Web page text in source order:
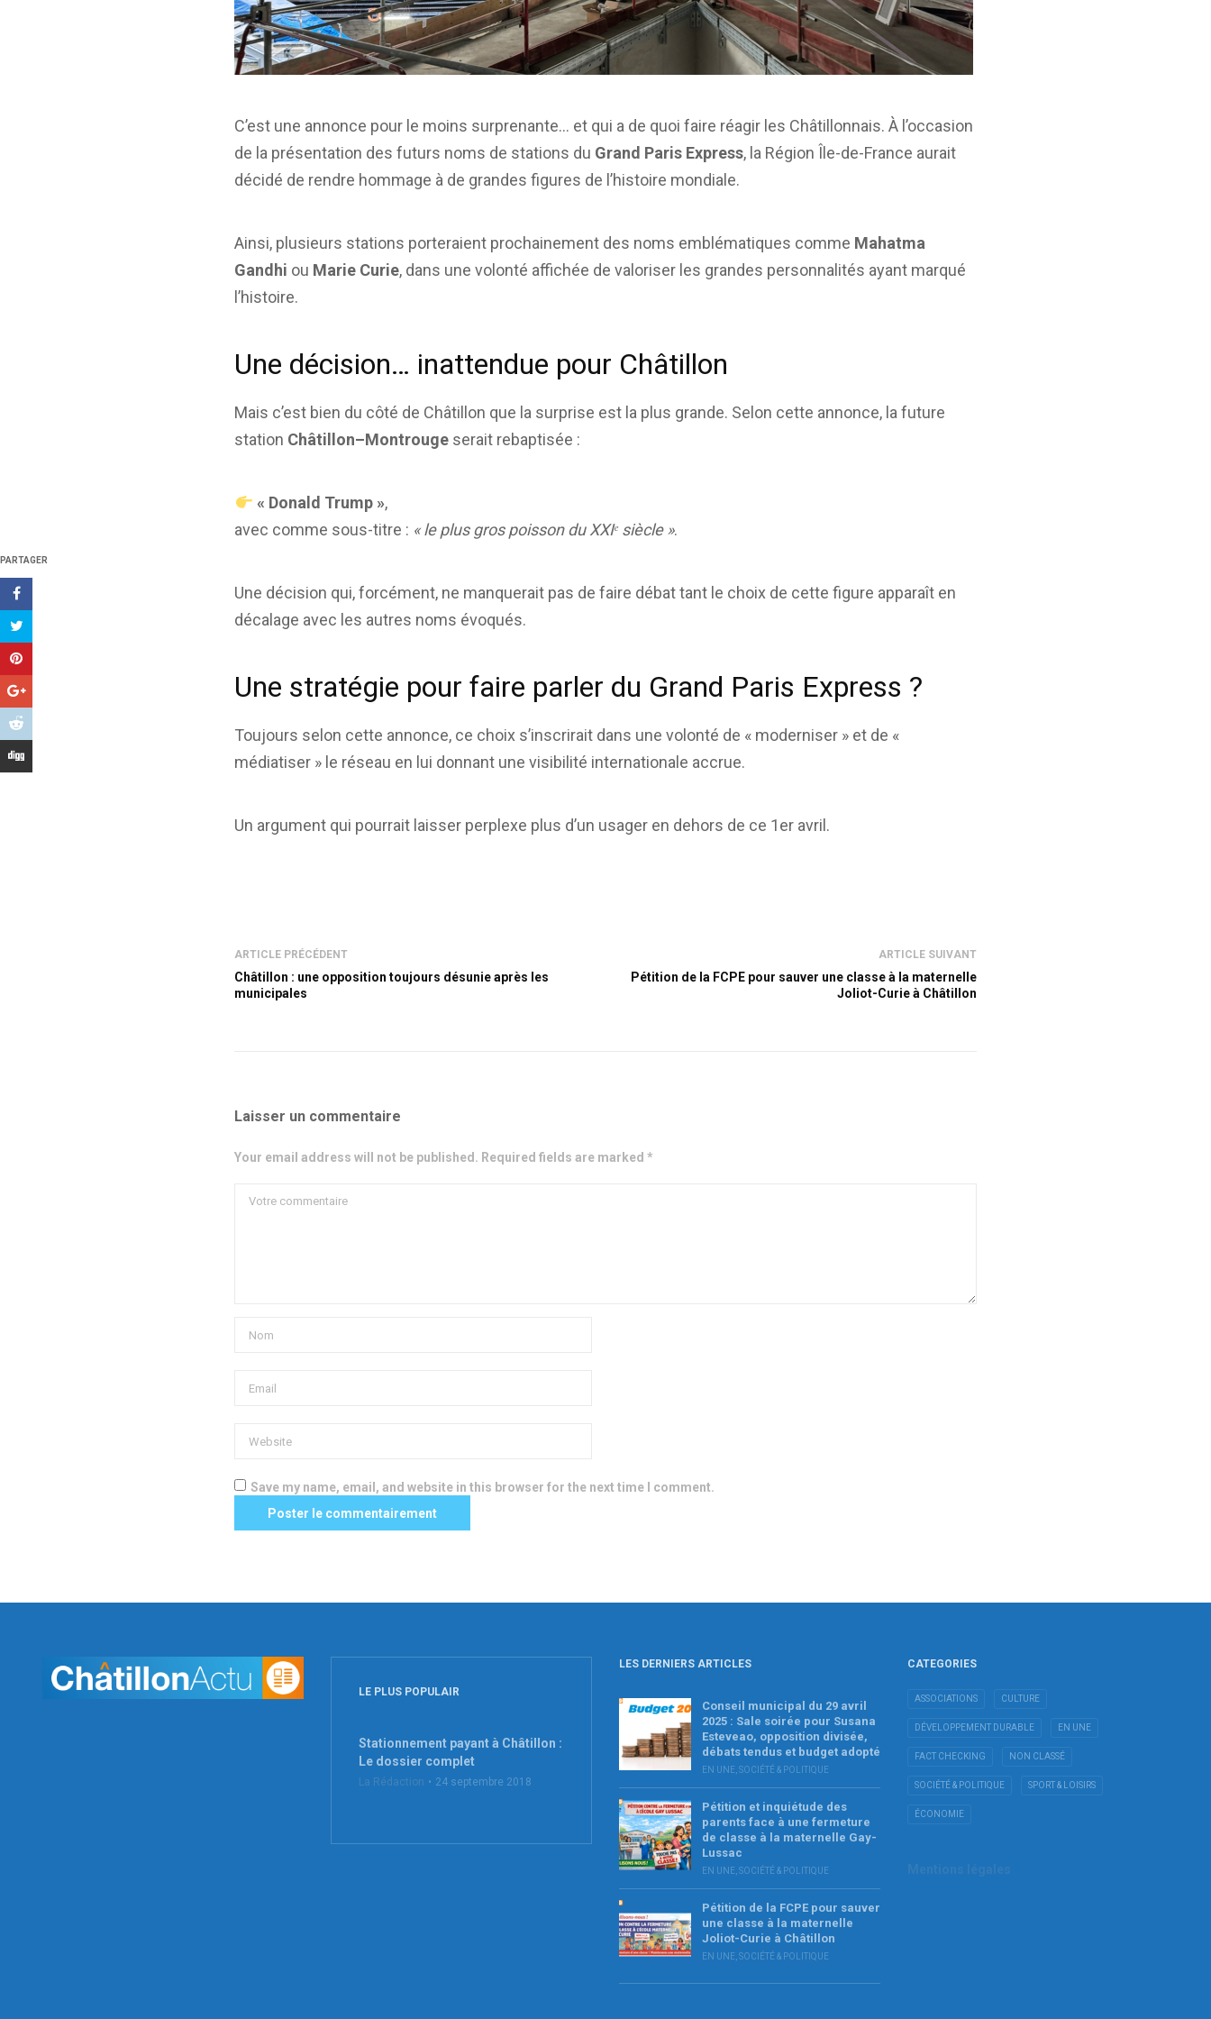
PARTAGER
C’est une annonce pour le moins surprenante… et qui a de quoi faire réagir les Châtillonnais. À l’occasion
de la présentation des futurs noms de stations du Grand Paris Express, la Région Île-de-France aurait
décidé de rendre hommage à de grandes figures de l’histoire mondiale.
Ainsi, plusieurs stations porteraient prochainement des noms emblématiques comme Mahatma
Gandhi ou Marie Curie, dans une volonté affichée de valoriser les grandes personnalités ayant marqué
l’histoire.
Une décision… inattendue pour Châtillon
Mais c’est bien du côté de Châtillon que la surprise est la plus grande. Selon cette annonce, la future
station Châtillon–Montrouge serait rebaptisée :
« Donald Trump »,
avec comme sous-titre : « le plus gros poisson du XXIᵉ siècle ».
Une décision qui, forcément, ne manquerait pas de faire débat tant le choix de cette figure apparaît en
décalage avec les autres noms évoqués.
Une stratégie pour faire parler du Grand Paris Express ?
Toujours selon cette annonce, ce choix s’inscrirait dans une volonté de « moderniser » et de «
médiatiser » le réseau en lui donnant une visibilité internationale accrue.
Un argument qui pourrait laisser perplexe plus d’un usager en dehors de ce 1er avril.
ARTICLE PRÉCÉDENT
Châtillon : une opposition toujours désunie après les
municipales
ARTICLE SUIVANT
Pétition de la FCPE pour sauver une classe à la maternelle
Joliot-Curie à Châtillon
Laisser un commentaire
Your email address will not be published. Required fields are marked *
Save my name, email, and website in this browser for the next time I comment.
LE PLUS POPULAIR
Stationnement payant à Châtillon :
Le dossier complet
La Rédaction 24 septembre 2018
LES DERNIERS ARTICLES
Conseil municipal du 29 avril
2025 : Sale soirée pour Susana
Esteveao, opposition divisée,
débats tendus et budget adopté
EN UNE SOCIÉTÉ & POLITIQUE
Pétition et inquiétude des
parents face à une fermeture
de classe à la maternelle Gay-
Lussac
EN UNE SOCIÉTÉ & POLITIQUE
Pétition de la FCPE pour sauver
une classe à la maternelle
Joliot-Curie à Châtillon
EN UNE SOCIÉTÉ & POLITIQUE
CATEGORIES
ASSOCIATIONS CULTURE
DÉVELOPPEMENT DURABLE EN UNE
FACT CHECKING NON CLASSÉ
SOCIÉTÉ & POLITIQUE SPORT & LOISIRS
ÉCONOMIE